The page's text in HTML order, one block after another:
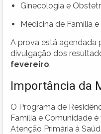
Ginecologia e
Medicina de Família
A prova está agendada
divulgação dos
fevereiro.
Importância da
O Programa de
Família e Comunidade
Atenção Primária à